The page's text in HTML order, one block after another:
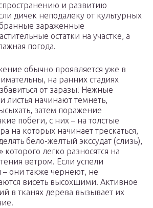
и развитию
дичек неподалеку от культурных
зараженные
остатки на участке, а
погода.
обычно проявляется уже в
на ранних стадиях
от заразы! Нежные
листья начинают темнеть,
затем поражение
побеги, с них – на толстые
на которых начинает трескаться,
бело-желтый экссудат (слизь),
которого легко разносятся на
ветром. Если успели
– они также чернеют, не
висеть высохшими. Активное
в тканях дерева вызывает их